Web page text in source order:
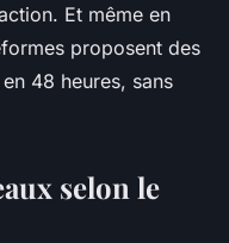
Et même en
proposent des
48 heures, sans
selon le